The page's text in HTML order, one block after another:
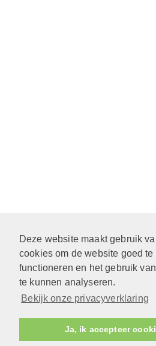
Deze website maakt gebruik
cookies om de website goed te
functioneren en het gebruik
te kunnen analyseren.
Bekijk onze privacyverklaring
Ja, ik accepteer